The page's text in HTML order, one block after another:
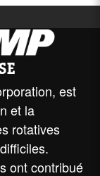
est
et la
rotatives
ont contribué